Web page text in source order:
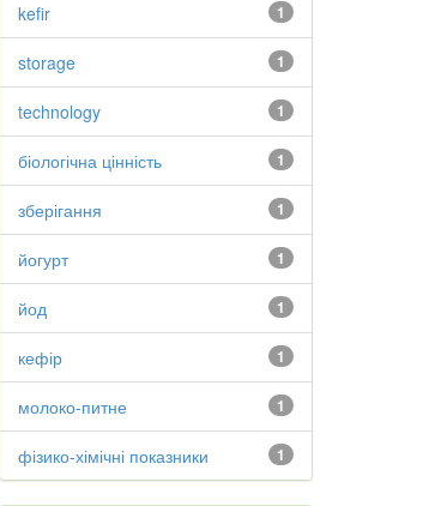
1
kefir
1
storage
1
technology
1
біологічна цінність
1
зберігання
1
йогурт
1
йод
1
кефір
1
молоко-питне
1
фізико-хімічні показники